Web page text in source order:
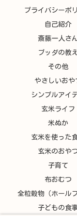
プライバシーポ
自己紹介
斎藤一人さ
ブッダの教え
その他
やさしいおや
シンプルアイ
玄米ライフ
米ぬか
玄米を使った
玄米のおや
子育て
布おむつ
全粒穀物（ホール
子どもの食